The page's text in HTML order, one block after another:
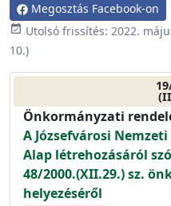
Megosztás Facebook-on
event_available Utolsó frissítés: 2022.
10.)
Önkormányzati
A Józsefvárosi
Alap létrehozásáról
48/2000.(XII.29.) sz.
helyezéséről